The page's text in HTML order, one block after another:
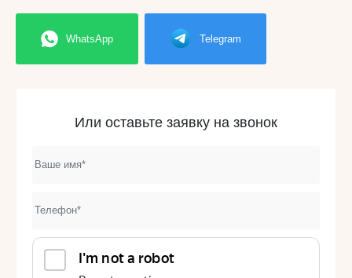
WhatsApp Telegram
Или оставьте заявку на звонок